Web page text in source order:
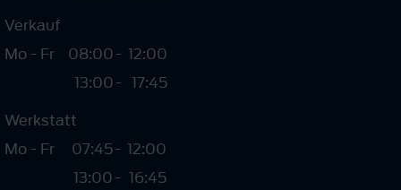
Verkauf
Mo - Fr
08:00
13:00
-
-
12:00
17:45
Werkstatt
Mo - Fr
07:45
13:00
-
-
12:00
16:45